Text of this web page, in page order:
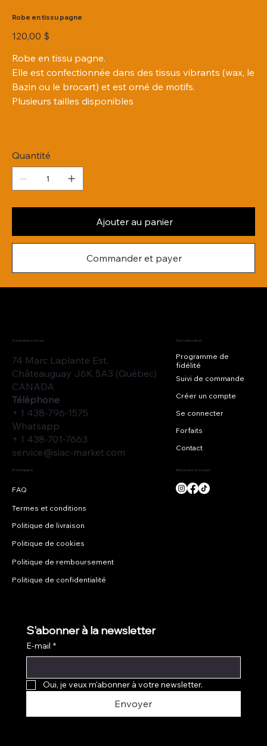
Robe en tissu pagne
Prix
120,00 $
Robe en tissu pagne.
Elle est confectionnée dans des tissus vibrants (wax, le
Bazin ou le brocart) et est orné de motifs.
Plusieurs tailles disponibles
Quantité
Ajouter au panier
Commander et payer
74 Marc Laplante Est,
Châteauguay J6K 5A3 (Québec)
CANADA
Téléphone
+ 1 438-796-1575
Whatsapp
+ 1 438-701-7663
service@siac-market.com
Contactez-nous Service client
Programme de
fidélité
Suivi de commande
Créer un compte
Se connecter
Forfaits
Contact
Politiques
Termes et conditions
Politique de livraison
Politique de cookies
Politique de remboursement
Politique de confidentialité
Réseaux Sociaux
S'abonner à la newsletter
E-mail *
Oui, je veux m'abonner à votre newsletter.
Envoyer